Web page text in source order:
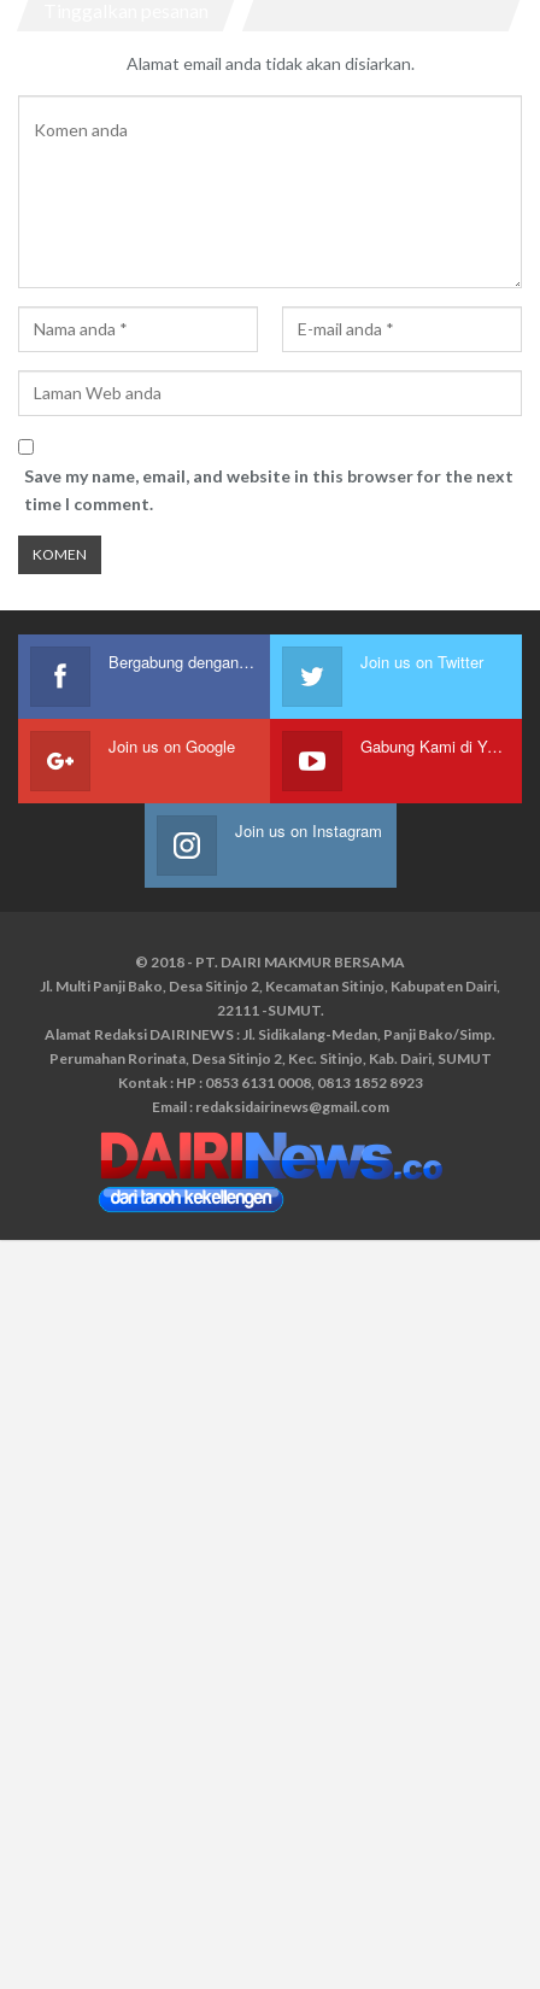
Alamat email anda tidak akan disiarkan.
Save my name, email, and website in this browser for the next
time I comment.
Bergabung dengan kami Join us on Twitter
Join us on Google Gabung Kami di Youtube
Join us on Instagram
© 2018 - PT. DAIRI MAKMUR BERSAMA
Jl. Multi Panji Bako, Desa Sitinjo 2, Kecamatan Sitinjo, Kabupaten Dairi,
22111 -SUMUT.
Alamat Redaksi DAIRINEWS : Jl. Sidikalang-Medan, Panji Bako/Simp.
Perumahan Rorinata, Desa Sitinjo 2, Kec. Sitinjo, Kab. Dairi, SUMUT
Kontak : HP : 0853 6131 0008, 0813 1852 8923
Email : redaksidairinews@gmail.com